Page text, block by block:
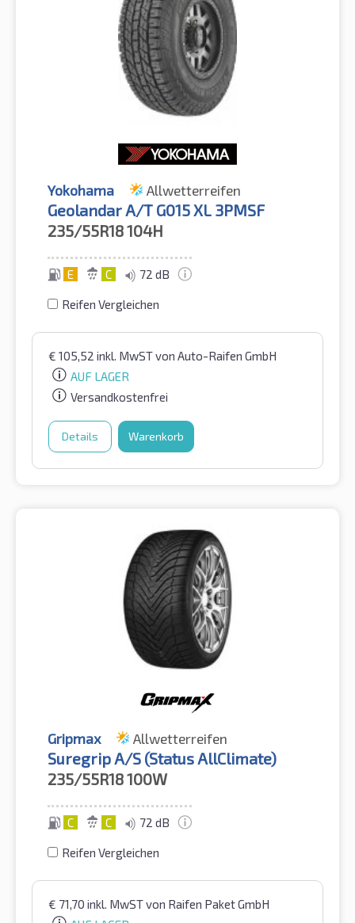
Yokohama Allwetterreifen
Geolandar A/T G015 XL 3PMSF
235/55R18104H
E C 72 dB
Reifen Vergleichen
€ 105,52 inkl. MwSTvon Auto-Raifen GmbH
AUF LAGER
Versandkostenfrei
Details Warenkorb
Gripmax Allwetterreifen
Suregrip A/S (Status AllClimate)
235/55R18100W
C C 72 dB
Reifen Vergleichen
€ 71,70 inkl. MwSTvon Raifen Paket GmbH